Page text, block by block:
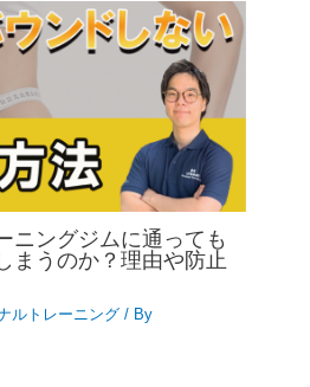
ニングジムに通っても
まうのか？理由や防止
ルトレーニング / By